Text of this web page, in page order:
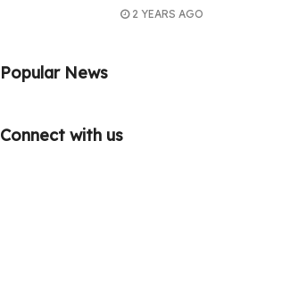
2 YEARS AGO
Popular News
Connect with us